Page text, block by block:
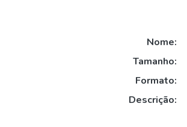
Nome:
Tamanho:
Formato:
Descrição: